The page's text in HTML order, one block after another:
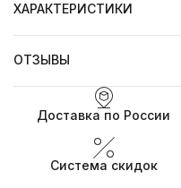
ХАРАКТЕРИСТИКИ
ОТЗЫВЫ
Доставка по России
Система скидок